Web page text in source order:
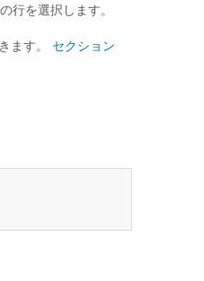
行を選択します。
ます。 セクション